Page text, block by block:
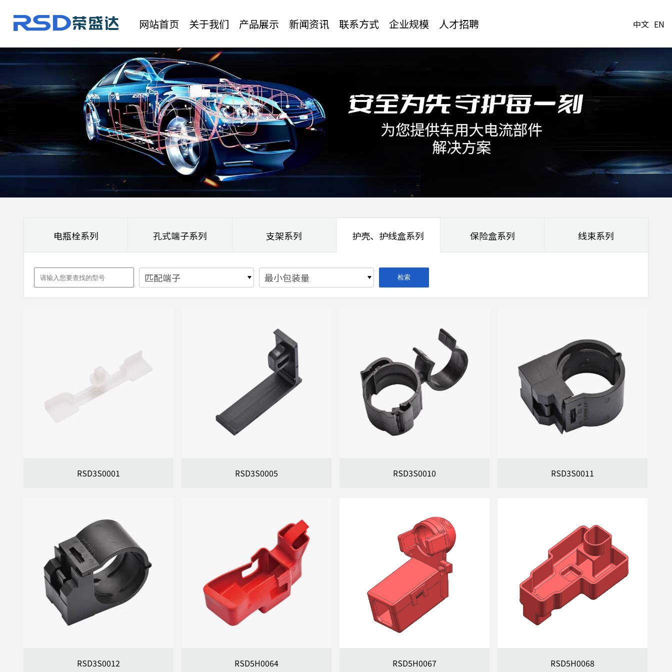
网站首页 关于我们 产品展示 新闻资讯 联系方式 企业规模 人才招聘 中文 EN
电瓶栓系列 孔式端子系列 支架系列 护壳、护线盒系列 保险盒系列 线束系列
匹配端子 最小包装量
RSD3S0001 RSD3S0005 RSD3S0010 RSD3S0011
RSD3S0012 RSD5H0064 RSD5H0067 RSD5H0068